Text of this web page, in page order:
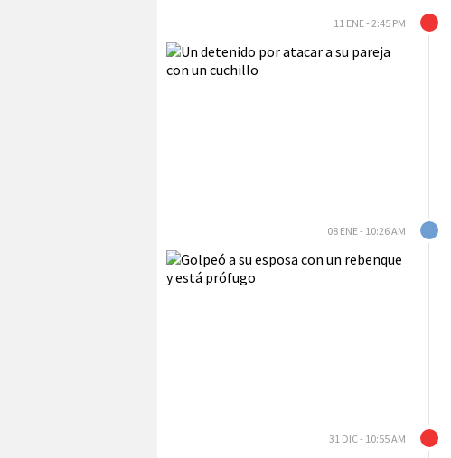
11 ENE - 2:45 PM
08 ENE - 10:26 AM
31 DIC - 10:55 AM